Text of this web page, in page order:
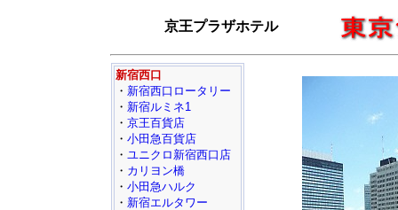
京王プラザホテル
新宿西口
・ 新宿西口ロータリー
・ 新宿ルミネ1
・ 京王百貨店
・ 小田急百貨店
・ ユニクロ新宿西口店
・ カリヨン橋
・ 小田急ハルク
・ 新宿エルタワー